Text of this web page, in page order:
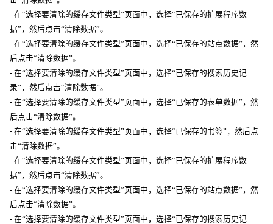
- 在“选择要清除的缓存文件类型”页面中，选择“已保存的扩展程序数
据”，然后点击“清除数据”。
- 在“选择要清除的缓存文件类型”页面中，选择“已保存的站点数据”，然
后点击“清除数据”。
- 在“选择要清除的缓存文件类型”页面中，选择“已保存的搜索历史记
录”，然后点击“清除数据”。
- 在“选择要清除的缓存文件类型”页面中，选择“已保存的表单数据”，然
后点击“清除数据”。
- 在“选择要清除的缓存文件类型”页面中，选择“已保存的书签”，然后点
击“清除数据”。
- 在“选择要清除的缓存文件类型”页面中，选择“已保存的扩展程序数
据”，然后点击“清除数据”。
- 在“选择要清除的缓存文件类型”页面中，选择“已保存的站点数据”，然
后点击“清除数据”。
- 在“选择要清除的缓存文件类型”页面中，选择“已保存的搜索历史记